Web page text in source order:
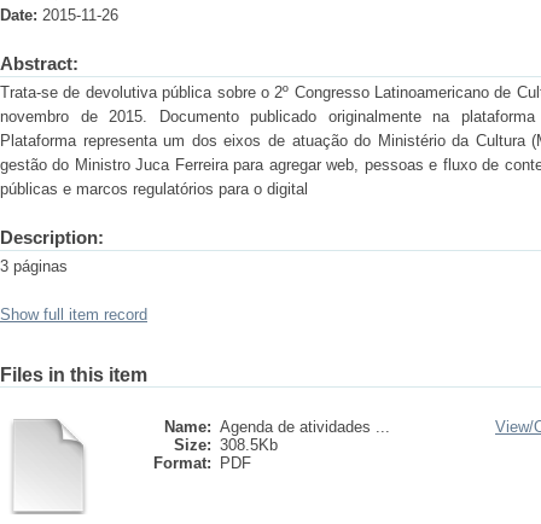
Date: 2015-11-26
Abstract:
Trata-se de devolutiva pública sobre o 2º Congresso Latinoamericano de
novembro de 2015. Documento publicado originalmente na
Plataforma representa um dos eixos de atuação do Ministério da Cultura
gestão do Ministro Juca Ferreira para agregar web, pessoas e fluxo de
públicas e marcos regulatórios para o digital
Description:
3 páginas
Show full item record
Files in this item
Name: Agenda de atividades ...
Size: 308.5Kb
Format:
PDF
View/